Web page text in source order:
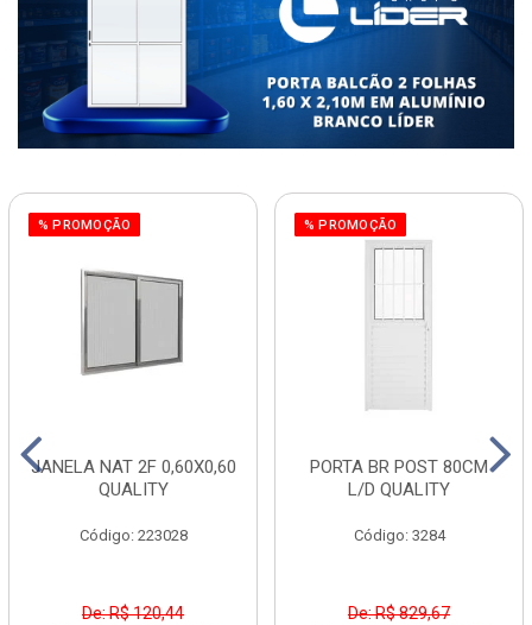
% PROMOÇÃO
JANELA NAT 2F 0,60X0,60
QUALITY
Código: 223028
De: R$ 120,44
% PROMOÇÃO
PORTA BR POST 80CM
L/D QUALITY
Código: 3284
De: R$ 829,67